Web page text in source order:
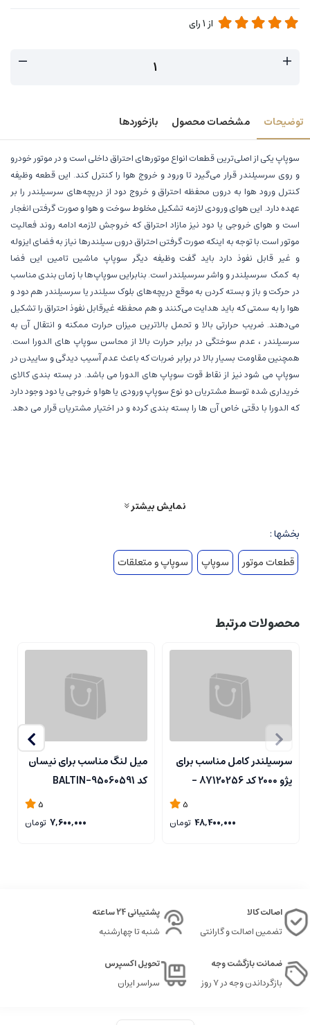
از 1رای
توضیحات مشخصات محصول بازخوردها
سوپاپ یکی از اصلی‌ترین قطعات انواع موتورهای احتراق داخلی است و در موتور خودرو
و روی سرسیلندر قرار می‌گیرد تا ورود و خروج هوا را کنترل ‌کند. این قطعه‌ وظیفه
کنترل ورود هوا به درون محفظه‌ احتراق و خروج دود از دریچه‌های سرسیلندر را بر
عهده دارد. این هوای ورودی لازمه‌ تشکیل مخلوط سوخت و هوا و صورت گرفتن انفجار
است و هوای خروجی یا دود نیز مازاد احتراق که خروجش لازمه‌ ادامه‌ روند فعالیت
موتور است.با توجه به اینکه صورت گرفتن احتراق درون سیلندرها نیاز به فضای ایزوله
و غیر قابل نفوذ دارد باید گفت وظیفه‌ دیگر سوپاپ‌ ماشین تامین این فضا
به کمک سرسیلندر و واشر سرسیلندر است. بنابراین سوپاپ‌ها با زمان بندی مناسب
در حرکت و باز و بسته کردن به موقع دریچه‌های بلوک سیلندر یا سرسیلندر هم دود و
هوا را به سمتی که باید هدایت می‌کنند و هم محفظه‌ غیرقابل نفوذ احتراق را تشکیل
می‌دهند. ضریب حرارتی بالا و تحمل بالاترین میزان حرارت ممکنه و انتقال آن به
سرسیلندر ، عدم سوختگی در برابر حرارت بالا از محاسن سوپاپ های الدورا است.
همچنین مقاومت بسیار بالا در برابر ضربات که باعث عدم آسیب دیدگی و ساییدن در
سوپاپ می شود نیز از نقاط قوت سوپاپ های الدورا می باشد. در بسته بندی کالای
خریداری شده توسط مشتریان دو نوع سوپاپ ورودی یا هوا و خروجی یا دود وجود دارد
که الدورا با دقتی خاص آن ها را بسته بندی کرده و در اختیار مشتریان قرار می دهد.
نمایش بیشتر
بخشها :
قطعات موتور
سوپاپ سوپاپ و متعلقات
محصولات مرتبط
سرسیلندر کامل مناسب برای
پژو 2000 کد 87120256 -
5
48,400,000 تومان
میل لنگ مناسب برای نیسان
کد 95060591-BALTIN
5
7,600,000 تومان
اصالت کالا
تضمین اصالت و گارانتی
پشتیبانی 24 ساعته
شنبه تا چهارشنبه
ضمانت بازگشت وجه
بازگرداندن وجه در ۷ روز
تحویل اکسپرس
سراسر ایران